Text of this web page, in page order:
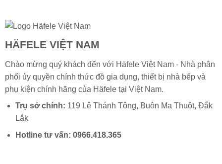
HÄFELE VIỆT NAM
Chào mừng quý khách đến với Häfele Việt Nam - Nhà phân
phối ủy quyền chính thức đồ gia dụng, thiết bị nhà bếp và
phụ kiện chính hãng của Häfeletại Việt Nam.
Trụ sở chính: 119 Lê Thánh Tông, Buôn Ma Thuột, Đắk
Lắk
Hotline tư vấn: 0966.418.365